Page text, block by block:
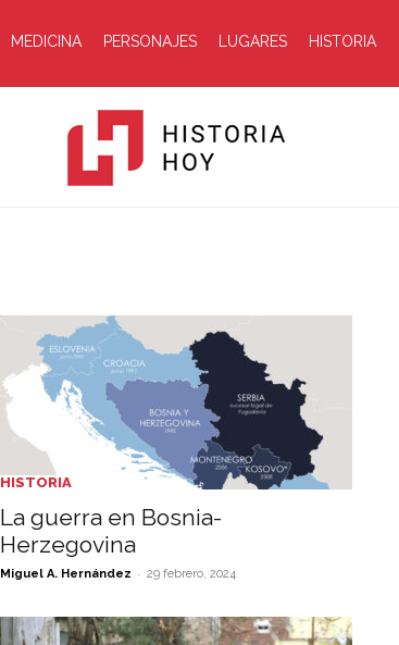
MEDICINA PERSONAJES LUGARES HISTORIA
Hoy
HISTORIA
La guerra en Bosnia-
Herzegovina
Miguel A. Hernández - 29 febrero, 2024